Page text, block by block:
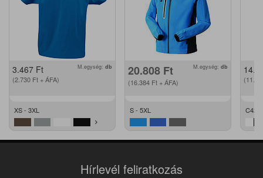
3.467 Ft
(2.730 Ft + ÁFA)
M.egység: db
XS - 3XL
20.808 Ft
(16.384 Ft + ÁFA)
M.egység: db
S - 5XL C42 -
Hírlevél feliratkozás